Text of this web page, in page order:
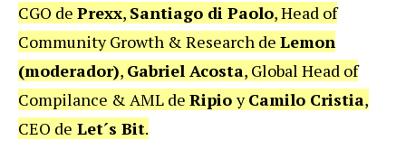
CGO de Prexx, Santiago di Paolo, Head of
Community Growth & Research de Lemon
(moderador), Gabriel Acosta, Global Head of
Compilance & AML de RipioyCamilo Cristia,
CEO de Let´s Bit.